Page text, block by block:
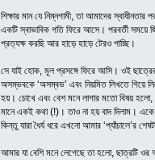
শিক্ষার মান যে নিম্নগামী, তা আমাদের
একটি স্বাভাবিক গতি ফিরে আসে। পরবর্তী সময়ে
প্রত্যক্ষ করছি আর হাড়ে হাড়ে টেরও পাচ্ছি।
সে যাই হোক, মূল প্রসঙ্গে ফিরে আসি। ওই ছাত্রের
অসম্ভবকে ‘অসম্বভ’ এবং নিয়মিত লিখতে গিয়ে
হয়। চোখে এবং বেশ মনে লাগার মতো বিষয় হলো,
মানে একই কথা (!)। তাও না হয় বাদ দিলাম।
কিন্তু যারা ধৈর্য ধরে এখনো আমার ‘প্যাঁচালে’র
আমার যা বেশি মনে লেগেছে তা হলো, ছাত্রটি ওর